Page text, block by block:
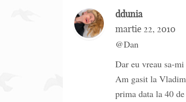
ddunia
martie 22, 2010
@Dan
Dar eu vreau sa-
Am gasit la
prima data la 40